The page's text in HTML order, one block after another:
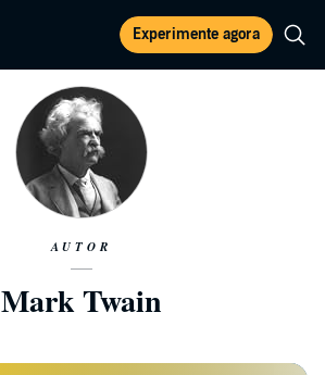
Experimente agora
AUTOR
Mark Twain